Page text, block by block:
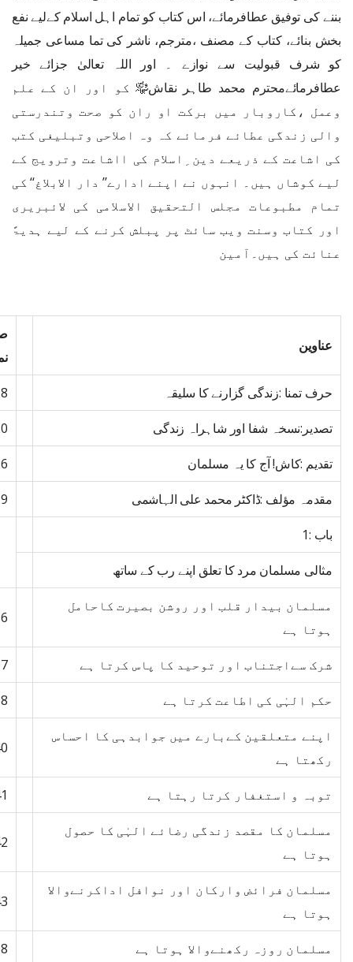
بننے کی توفیق عطافرمائے، اس کتاب کو تمام اہل اسلام کےلیے نفع
بخش بنائے، کتاب کے مصنف ،مترجم، ناشر کی تما مساعی جمیلہ
کو شرف قبولیت سے نوازے ۔ اور اللہ تعالیٰ جزائے خیر
عطافرمائےمحترم محمد طاہر نقاش﷾ کو اور ان کے علم
وعمل ،کاروبار میں برکت او ران کو صحت وتندرستی
والی زندگی عطائے فرمائے کہ وہ اصلاحی وتبلیغی کتب
کی اشاعت کے ذریعے دین ِاسلام کی ااشاعت وترویج کے
لیے کوشاں ہیں۔ انہوں نے اپنے ادارے’’ دار الابلاغ‘‘ کی
تمام مطبوعات مجلس التحقیق الاسلامی کی لائبریری
اور کتاب وسنت ویب سائٹ پر پبلش کرنے کے لیے ہدیۃً
عنائت کی ہیں۔آمین
عناوین
حرف تمنا :زندگی گزارنے کا سلیقہ
تصدیر:نسخہ شفا اور شاہراہ زندگی
تقدیم :کاش! آج کا یہ مسلمان
مقدمہ مؤلف :ڈاکٹر محمد علی الہاشمی
باب :1
مثالی مسلمان مرد کا تعلق اپنے رب کے ساتھ
مسلمان بیدار قلب اور روشن بصیرت کاحامل
ہوتا ہے
شرک سےاجتناب اور توحید کا پاس کرتا ہے
حکم الہٰی کی اطاعت کرتا ہے
اپنے متعلقین کےبارے میں جوابدہی کا احساس
رکھتا ہے
توبہ و استغفار کرتا رہتا ہے
مسلمان کا مقصد زندگی رضائے الہٰی کا حصول
ہوتا ہے
مسلمان فرائض وارکان اور نوافل اداکرنےوالا
ہوتا ہے
مسلمان روزہ رکھنےوالا ہوتا ہے